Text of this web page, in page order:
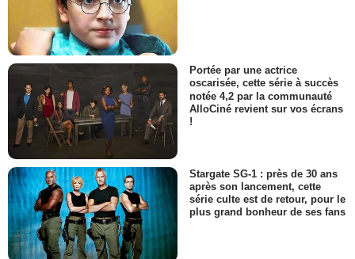
Portée par une actrice
oscarisée, cette série à succès
notée 4,2 par la communauté
AlloCiné revient sur vos écrans
!
Stargate SG-1 : près de 30 ans
après son lancement, cette
série culte est de retour, pour le
plus grand bonheur de ses fans